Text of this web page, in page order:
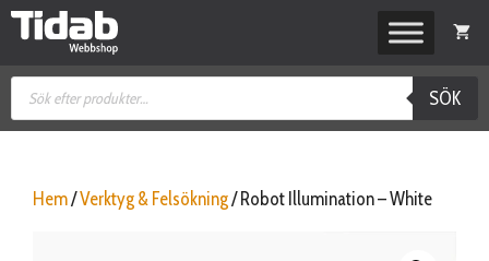
Hoppa
Produktsökning
SÖK
Hem/Verktyg & Felsökning/ Robot Illumination – White